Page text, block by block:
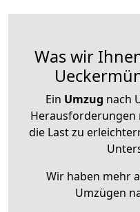
Was wir
Ein Umzug nach
Herausforderungen
die Last zu
Wir haben mehr
Umzügen